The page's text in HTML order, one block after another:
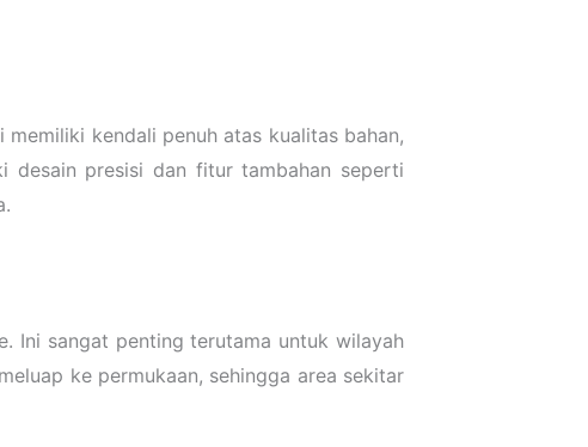
kendali penuh atas kualitas bahan,
desain presisi dan fitur tambahan seperti
Ini sangat penting terutama untuk wilayah
ke permukaan, sehingga area sekitar